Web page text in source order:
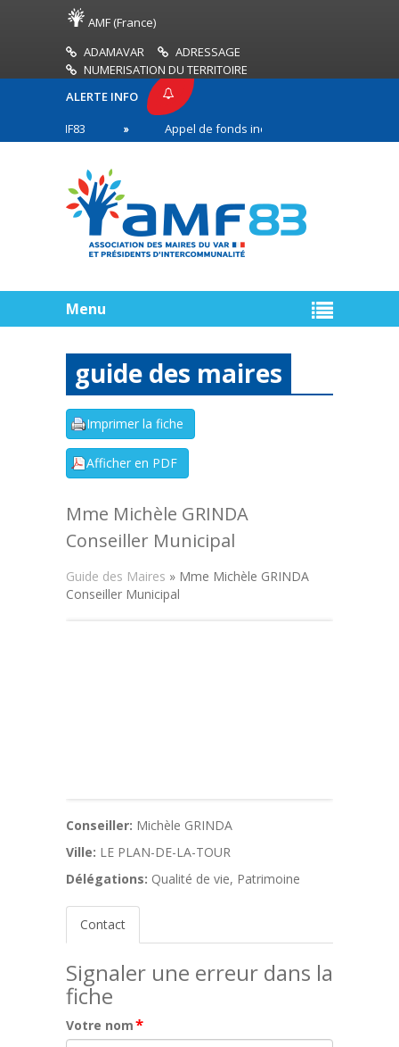
AMF (France)
ADAMAVAR
ADRESSAGE
NUMERISATION DU TERRITOIRE
ALERTE INFO
Appel de fonds incendies de forêt
première ligne
Menu
guide des maires
Mme Michèle GRINDA
Conseiller Municipal
Guide des Maires » Mme Michèle GRINDA
Conseiller Municipal
Conseiller: Michèle GRINDA
Ville: LE PLAN-DE-LA-TOUR
Délégations: Qualité de vie, Patrimoine
Contact
Signaler une erreur dans la
fiche
Votre nom*